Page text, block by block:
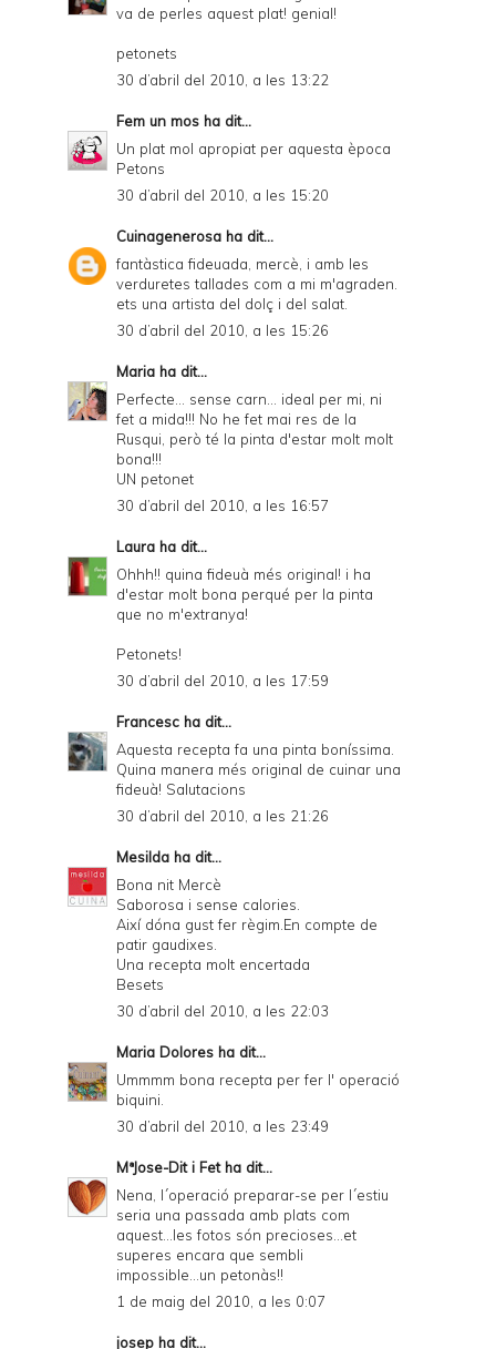
va de perles aquest plat! genial!
petonets
30 d’abril del 2010, a les 13:22
Fem un mos ha dit...
Un plat mol apropiat per aquesta època
Petons
30 d’abril del 2010, a les 15:20
Cuinagenerosa ha dit...
fantàstica fideuada, mercè, i amb les
verduretes tallades com a mi m'agraden.
ets una artista del dolç i del salat.
30 d’abril del 2010, a les 15:26
Maria ha dit...
Perfecte... sense carn... ideal per mi, ni
fet a mida!!! No he fet mai res de la
Rusqui, però té la pinta d'estar molt molt
bona!!!
UN petonet
30 d’abril del 2010, a les 16:57
Laura ha dit...
Ohhh!! quina fideuà més original! i ha
d'estar molt bona perqué per la pinta
que no m'extranya!
Petonets!
30 d’abril del 2010, a les 17:59
Francesc ha dit...
Aquesta recepta fa una pinta boníssima.
Quina manera més original de cuinar una
fideuà! Salutacions
30 d’abril del 2010, a les 21:26
Mesilda ha dit...
Bona nit Mercè
Saborosa i sense calories.
Així dóna gust fer règim.En compte de
patir gaudixes.
Una recepta molt encertada
Besets
30 d’abril del 2010, a les 22:03
Maria Dolores ha dit...
Ummmm bona recepta per fer l' operació
biquini.
30 d’abril del 2010, a les 23:49
MªJose-Dit i Fetha dit...
Nena, l´operació preparar-se per l´estiu
seria una passada amb plats com
aquest...les fotos són precioses...et
superes encara que sembli
impossible...un petonàs!!
1 de maig del 2010, a les 0:07
josep ha dit...